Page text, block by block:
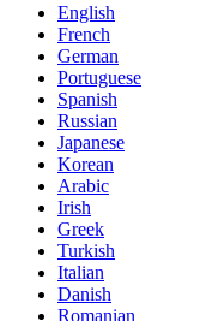
English
French
German
Portuguese
Spanish
Russian
Japanese
Korean
Arabic
Irish
Greek
Turkish
Italian
Danish
Romanian